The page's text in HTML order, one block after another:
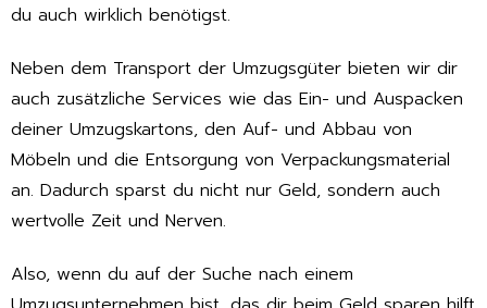
du auch wirklich benötigst.
Neben dem Transport der Umzugsgüter bieten wir dir
auch zusätzliche Services wie das Ein- und Auspacken
deiner Umzugskartons, den Auf- und Abbau von
Möbeln und die Entsorgung von Verpackungsmaterial
an. Dadurch sparst du nicht nur Geld, sondern auch
wertvolle Zeit und Nerven.
Also, wenn du auf der Suche nach einem